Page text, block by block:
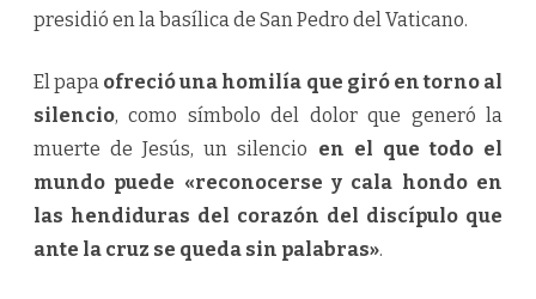
presidió en la basílica de San Pedro del Vaticano.
El papa ofreció una homilía que giró en torno al
silencio, como símbolo del dolor que generó la
muerte de Jesús, un silencio en el que todo el
mundo puede «reconocerse y cala hondo en
las hendiduras del corazón del discípulo que
ante la cruz se queda sin palabras».